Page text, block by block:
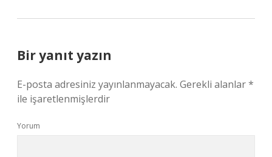
Bir yanıt yazın
E-posta adresiniz yayınlanmayacak. Gerekli alanlar*
ile işaretlenmişlerdir
Yorum